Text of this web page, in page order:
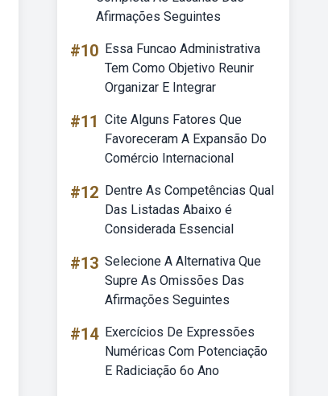
Afirmações Seguintes
#10 Essa Funcao Administrativa
Tem Como Objetivo Reunir
Organizar E Integrar
#11 Cite Alguns Fatores Que
Favoreceram A Expansão Do
Comércio Internacional
#12 Dentre As Competências Qual
Das Listadas Abaixo é
Considerada Essencial
#13 Selecione A Alternativa Que
Supre As Omissões Das
Afirmações Seguintes
#14 Exercícios De Expressões
Numéricas Com Potenciação
E Radiciação 6o Ano